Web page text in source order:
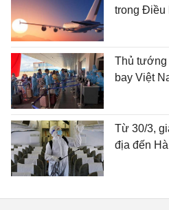
trong Điều
Thủ tướng
bay Việt
Từ 30/3,
địa đến